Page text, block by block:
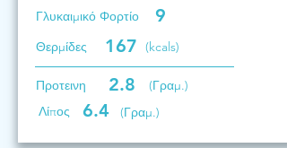
Γλυκαιμικό Φορτίο 9
Θερμίδες 167 (kcals)
Προτεινη 2.8
(Γραμ.)
Λίπος
6.4 (Γραμ.)